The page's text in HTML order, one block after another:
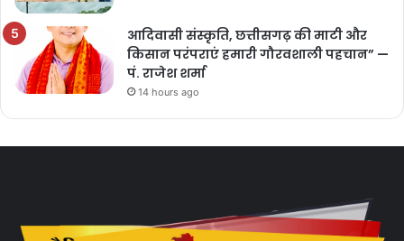
आदिवासी संस्कृति, छत्तीसगढ़ की माटी और
किसान परंपराएं हमारी गौरवशाली पहचान” —
पं. राजेश शर्मा
14 hours ago